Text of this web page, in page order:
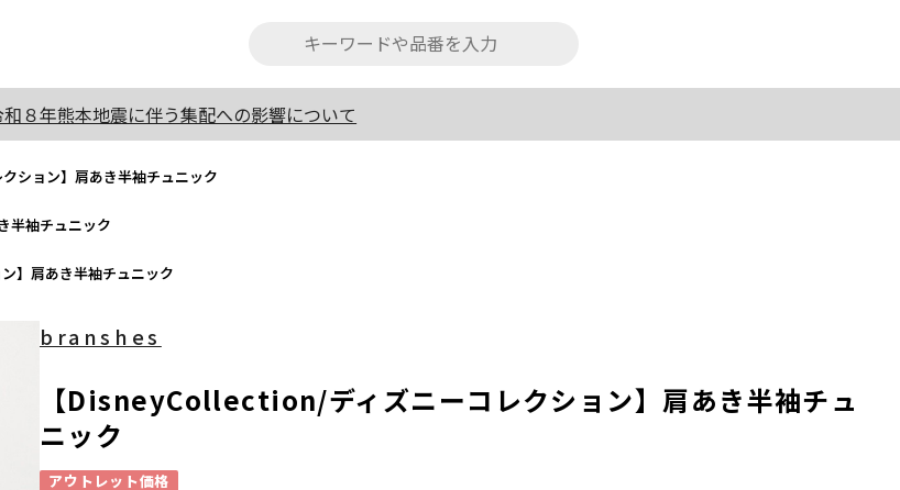
８年熊本地震に伴う集配への影響について
ション】肩あき半袖チュニック
半袖チュニック
】肩あき半袖チュニック
branshes
【DisneyCollection/ディズニーコレクション】肩あき半袖チュ
ニック
アウトレット価格